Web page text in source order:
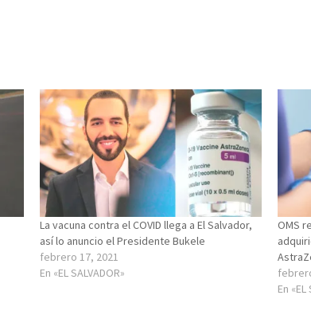
La vacuna contra el COVID llega a El Salvador,
así lo anuncio el Presidente Bukele
febrero 17, 2021
En «EL SALVADOR»
OMS
En «EL